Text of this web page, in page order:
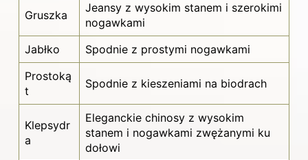
Gruszka
Jeansy z wysokim stanem i szerokimi
nogawkami
Jabłko
Spodnie z prostymi nogawkami
Prostoką
t
Spodnie z kieszeniami na biodrach
Klepsydr
a
Eleganckie chinosy z wysokim
stanem i nogawkami zwężanymi ku
dołowi